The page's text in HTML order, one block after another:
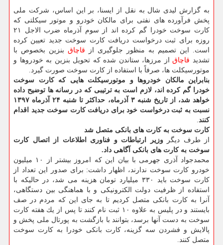
به گزارش لیدی شال به نقل از ایسنا، بر این اساس، شركت ملی
پخش فرآورده های نفتی برای مالكان خودرو و موتور سیكلتی كه
كارت سوخت خودرا گم كرده اند از سوم آذرماه ضرب الاجل ۲۱
روزه برای ثبت درخواست دریافت كارت سوخت جدید تعیین كرده
است. این تصمیم به منظور جلوگیری از قاچاق بنزین بخصوص با
تشدید قاچاقاز مرزها، ستاندن شده كه تحویل بنزین به خودروها و
موتورسیكلت ها، صرفاً با استفاده از كارت سوخت صورت گیرد.
بنابراین مالكان خودروها و موتورسیكلت هایی كه كارت سوخت
خودرا گم كرده اند، لازم است به ترتیبی كه در رسانه ها توضیح داده
خواهد شد، از تاریخ شنبه ۳ آذرماه، حداكثر تا شنبه ۲۴ آذرماه ۱۳۹۷
نسبت به ثبت درخواست خود برای دریافت كارت سوخت جدید اقدام
كنند.
كارت سوخت به كارت های بانكی متصل شد
از طرف دیگروزیر ارتباطات و فناوری اطلاعات از اتصال كارت
سوخت به كارت های بانكی آگاهی داد.
محمدجواد آذری جهرمی با بیان این كه امروز بیشتر از ۱۰ میلیون
خودرو كارت سوخت ندارند، اظهار داشت: برای صدور این تعداد از
كارت سوخت باید ۳۳۰ میلیارد تومان هزینه می شد، در حالیكه با
استفاده از ظرفیت دولت الكترونیكی و با هماهنگی بین دستگاهی،
آنرا به كارت بانكی متصل كردیم تا به جای این كه مردم در صف
بایستند و در پلیس به علاوه ۱۰ ثبت نام كنند تا پس از یك هفته كارت
سوخت به دست آنها برسد، بتوانند با بازگشت به پورتال ملی پخش و
پالایش و فشردن سه گزینه، كارت بانكی خودرا به كارت سوخت
متصل كنند.